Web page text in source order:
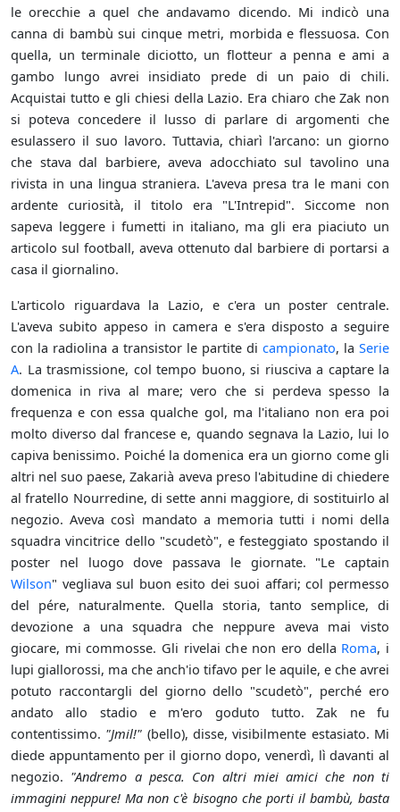
le orecchie a quel che andavamo dicendo. Mi indicò una
canna di bambù sui cinque metri, morbida e flessuosa. Con
quella, un terminale diciotto, un flotteur a penna e ami a
gambo lungo avrei insidiato prede di un paio di chili.
Acquistai tutto e gli chiesi della Lazio. Era chiaro che Zak non
si poteva concedere il lusso di parlare di argomenti che
esulassero il suo lavoro. Tuttavia, chiarì l'arcano: un giorno
che stava dal barbiere, aveva adocchiato sul tavolino una
rivista in una lingua straniera. L'aveva presa tra le mani con
ardente curiosità, il titolo era "L'Intrepid". Siccome non
sapeva leggere i fumetti in italiano, ma gli era piaciuto un
articolo sul football, aveva ottenuto dal barbiere di portarsi a
casa il giornalino.
L'articolo riguardava la Lazio, e c'era un poster centrale.
L'aveva subito appeso in camera e s'era disposto a seguire
con la radiolina a transistor le partite di campionato, la Serie
A. La trasmissione, col tempo buono, si riusciva a captare la
domenica in riva al mare; vero che si perdeva spesso la
frequenza e con essa qualche gol, ma l'italiano non era poi
molto diverso dal francese e, quando segnava la Lazio, lui lo
capiva benissimo. Poiché la domenica era un giorno come gli
altri nel suo paese, Zakarià aveva preso l'abitudine di chiedere
al fratello Nourredine, di sette anni maggiore, di sostituirlo al
negozio. Aveva così mandato a memoria tutti i nomi della
squadra vincitrice dello "scudetò", e festeggiato spostando il
poster nel luogo dove passava le giornate. "Le captain
Wilson" vegliava sul buon esito dei suoi affari; col permesso
del pére, naturalmente. Quella storia, tanto semplice, di
devozione a una squadra che neppure aveva mai visto
giocare, mi commosse. Gli rivelai che non ero della Roma, i
lupi giallorossi, ma che anch'io tifavo per le aquile, e che avrei
potuto raccontargli del giorno dello "scudetò", perché ero
andato allo stadio e m'ero goduto tutto. Zak ne fu
contentissimo. "Jmil!" (bello), disse, visibilmente estasiato. Mi
diede appuntamento per il giorno dopo, venerdì, lì davanti al
negozio. "Andremo a pesca. Con altri miei amici che non ti
immagini neppure! Ma non c'è bisogno che porti il bambù, basta